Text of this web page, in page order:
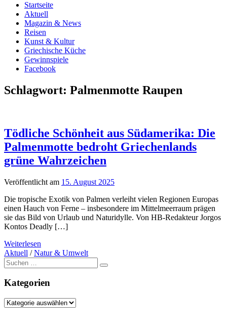
Startseite
Aktuell
Magazin & News
Reisen
Kunst & Kultur
Griechische Küche
Gewinnspiele
Facebook
Schlagwort: Palmenmotte Raupen
Tödliche Schönheit aus Südamerika: Die
Palmenmotte bedroht Griechenlands
grüne Wahrzeichen
Veröffentlicht am 15. August 2025
Die tropische Exotik von Palmen verleiht vielen Regionen Europas
einen Hauch von Ferne – insbesondere im Mittelmeerraum prägen
sie das Bild von Urlaub und Naturidylle. Von HB-Redakteur Jorgos
Kontos Deadly […]
Weiterlesen
Aktuell /Natur & Umwelt
Suche
nach:
Kategorien
Kategorien